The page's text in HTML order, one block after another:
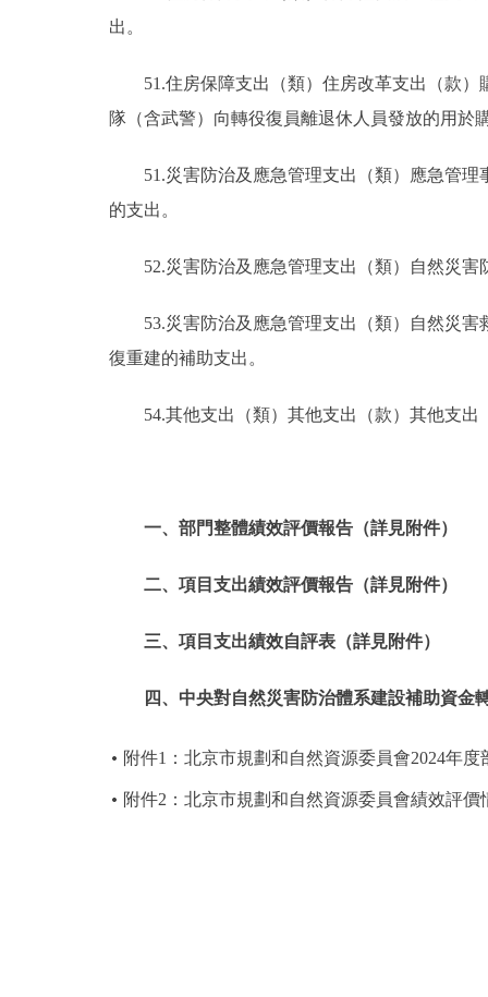
出。
51.住房保障支出（類）住房改革支出（款
隊（含武警）向轉役復員離退休人員發放的用於
51.災害防治及應急管理支出（類）應急管
的支出。
52.災害防治及應急管理支出（類）自然災
53.災害防治及應急管理支出（類）自然災
復重建的補助支出。
54.其他支出（類）其他支出（款）其他支
一、部門整體績效評價報告（詳見附件）
二、項目支出績效評價報告（詳見附件）
三、項目支出績效自評表（詳見附件）
四、中央對自然災害防治體系建設補助資金
附件1：北京市規劃和自然資源委員會2024年度
附件2：北京市規劃和自然資源委員會績效評價